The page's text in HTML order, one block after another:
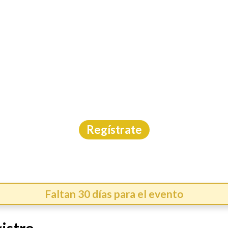
Regístrate
Faltan 30 días para el evento